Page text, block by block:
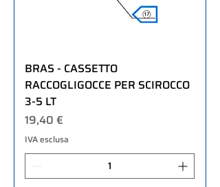
BRAS - CASSETTO
RACCOGLIGOCCE PER SCIROCCO
3-5 LT
Prezzo
19,40 €
IVA esclusa